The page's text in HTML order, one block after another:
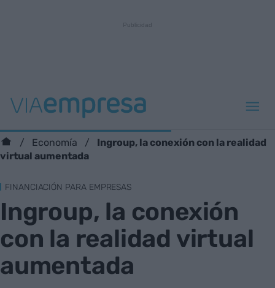
Economía
Ingroup, la conexión con la realidad
virtual aumentada
FINANCIACIÓN PARA EMPRESAS
Ingroup, la conexión
con la realidad virtual
aumentada